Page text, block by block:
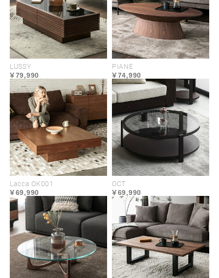
様々な生活シーンに対応する
ワイドな天板
リビングのメインテーブルにふさわしい広々とした
天板サイズ。使い勝手抜群でくつろぎのシーンはも
ちろん、ワークスペースなど様々な日々の生活シー
ンに取り入れることができます。
LUSSY
79,990
PIANE
74,990
Lacca OK001
69,990
OCT
69,990